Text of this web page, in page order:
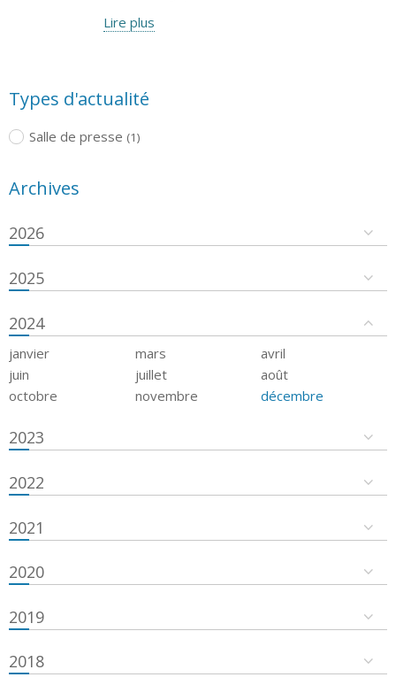
Lire plus
Types d'actualité
Salle de presse (1)
Archives
2026
2025
2024
janvier mars
avril
juin
juillet
août
octobre
novembre décembre
2023
2022
2021
2020
2019
2018